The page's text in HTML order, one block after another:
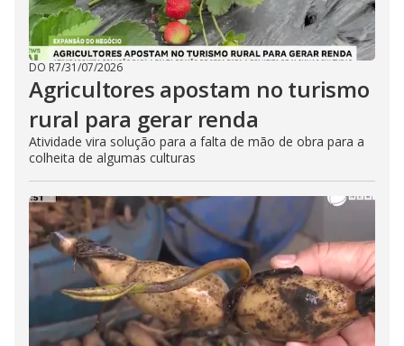
DO R7/31/07/2026
Agricultores apostam no turismo
rural para gerar renda
Atividade vira solução para a falta de mão de obra para a
colheita de algumas culturas